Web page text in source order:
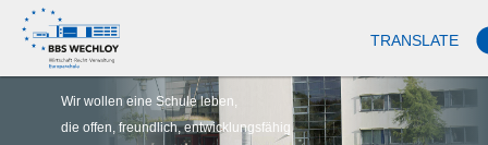
TRANSLATE
Wir wollen eine Schule leben,
die offen, freundlich, entwicklungsfähig